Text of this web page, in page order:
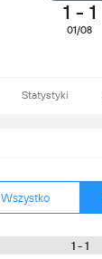
1 - 1
01/08
Statystyki
Wszystko
1 - 1